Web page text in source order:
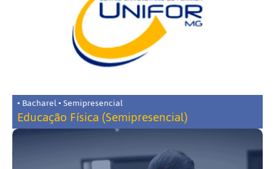
• Bacharel • Semipresencial
Educação Física (Semipresencial)